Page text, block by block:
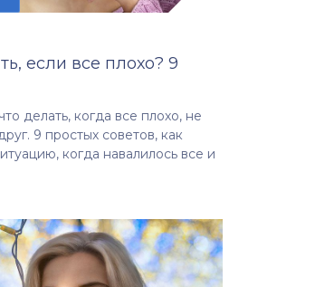
если все плохо? 9
делать, когда все плохо, не
9 простых советов, как
когда навалилось все и